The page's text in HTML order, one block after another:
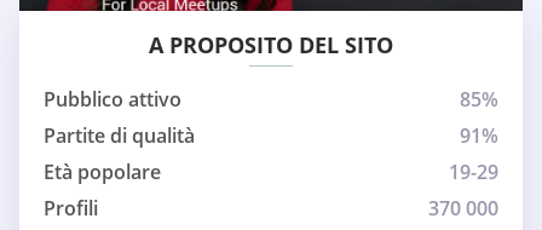
A PROPOSITO DEL SITO
Pubblico attivo
85%
Partite di qualità
91%
Età popolare
19-29
Profili
370 000